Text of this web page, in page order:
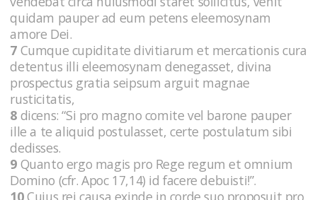
quidam pauper ad eum petens eleemosynam
amore Dei.
7 Cumque cupiditate divitiarum et mercationis cura
detentus illi eleemosynam denegasset, divina
prospectus gratia seipsum arguit magnae
rusticitatis,
8 dicens: “Si pro magno comite vel barone pauper
ille a te aliquid postulasset, certe postulatum sibi
dedisses.
9 Quanto ergo magis pro Rege regum et omnium
Domino (cfr. Apoc 17,14) id facere debuisti!”.